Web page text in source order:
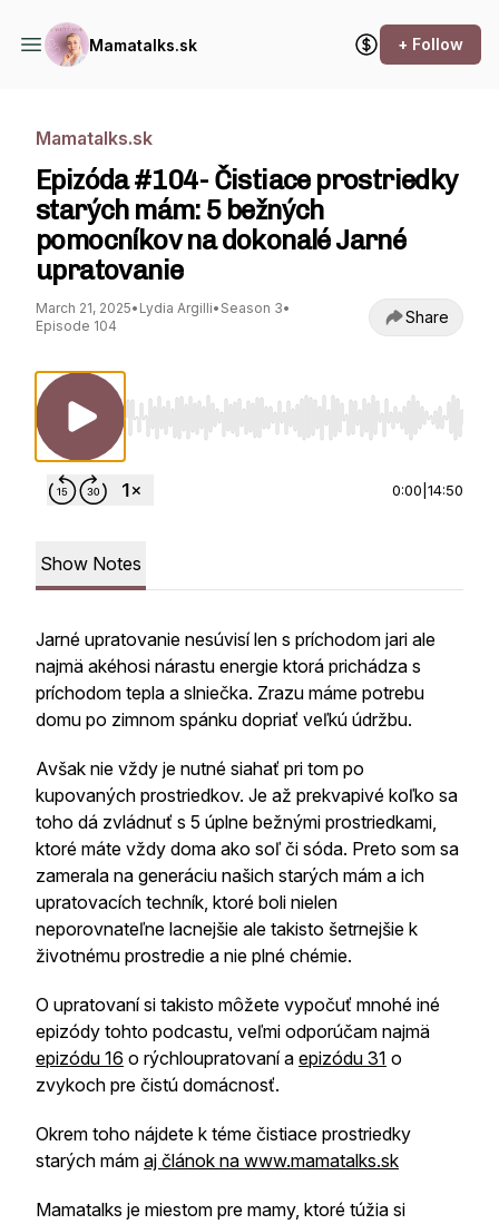
Mamatalks.sk + Follow
Mamatalks.sk
Epizóda #104- Čistiace prostriedky
starých mám: 5 bežných
pomocníkov na dokonalé Jarné
upratovanie
March 21, 2025• Lydia Argilli• Season 3•
Episode 104
Share
Use Left/Right to seek, Home/End to jump
0:00 14:50
Show Notes
Jarné upratovanie nesúvisí len s príchodom jari ale
najmä akéhosi nárastu energie ktorá prichádza s
príchodom tepla a slniečka. Zrazu máme potrebu
domu po zimnom spánku dopriať veľkú údržbu.
Avšak nie vždy je nutné siahať pri tom po
kupovaných prostriedkov. Je až prekvapivé koľko sa
toho dá zvládnuť s 5 úplne bežnými prostriedkami,
ktoré máte vždy doma ako soľ či sóda. Preto som sa
zamerala na generáciu našich starých mám a ich
upratovacích techník, ktoré boli nielen
neporovnateľne lacnejšie ale takisto šetrnejšie k
životnému prostredie a nie plné chémie.
O upratovaní si takisto môžete vypočuť mnohé iné
epizódy tohto podcastu, veľmi odporúčam najmä
epizódu 16 o rýchloupratovaní a epizódu 31 o
zvykoch pre čistú domácnosť.
Okrem toho nájdete k téme čistiace prostriedky
starých mám aj článok na www.mamatalks.sk
Mamatalks je miestom pre mamy, ktoré túžia si